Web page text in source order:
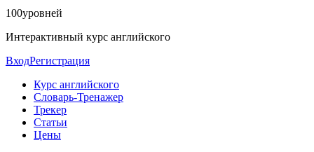
100уровней
Интерактивный курс английского
ВходРегистрация
Курс английского
Словарь-Тренажер
Трекер
Статьи
Цены